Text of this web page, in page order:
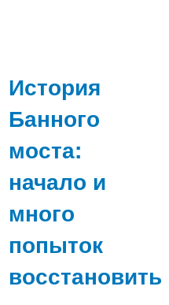
История
Банного
моста:
начало и
много
попыток
восстановить